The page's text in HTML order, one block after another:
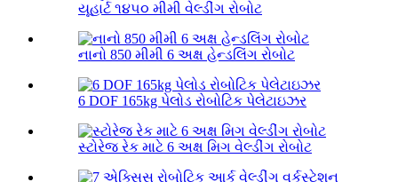
યૂહાર્ટ ૧૪૫૦ મીમી વેલ્ડીંગ રોબોટ
નાનો 850 મીમી 6 અક્ષ હેન્ડલિંગ રોબોટ
6 DOF 165kg પેલોડ રોબોટિક પેલેટાઇઝર
સ્ટોરેજ રેક માટે 6 અક્ષ મિગ વેલ્ડીંગ રોબોટ